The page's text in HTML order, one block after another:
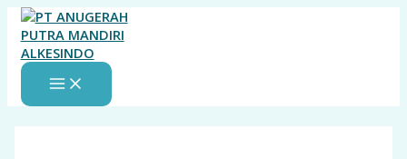
Skip
content
MENU